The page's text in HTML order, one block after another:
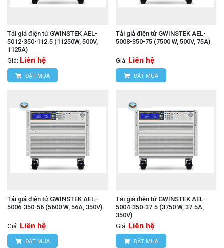
Tải giả điện tử GWINSTEK AEL-
5012-350-112.5 (11250W, 500V,
1125A)
Giá: Liên hệ
ĐẶT MUA
Tải giả điện tử GWINSTEK AEL-
5008-350-75 (7500 W, 500V, 75A)
Giá: Liên hệ
ĐẶT MUA
Tải giả điện tử GWINSTEK AEL-
5006-350-56 (5600 W, 56A, 350V)
Giá: Liên hệ
ĐẶT MUA
Tải giả điện tử GWINSTEK AEL-
5004-350-37.5 (3750 W, 37.5A,
350V)
Giá: Liên hệ
ĐẶT MUA